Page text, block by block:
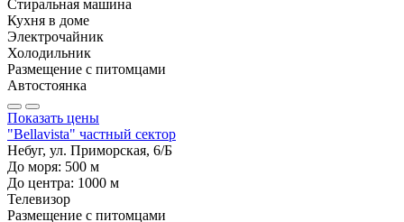
Стиральная машина
Кухня в доме
Электрочайник
Холодильник
Размещение с питомцами
Автостоянка
Показать цены
"Bellavista" частный сектор
Небуг, ул. Приморская, 6/Б
До моря: 500 м
До центра: 1000 м
Телевизор
Размещение с питомцами